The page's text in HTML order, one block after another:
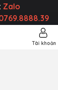
Zalo
Tài khoản